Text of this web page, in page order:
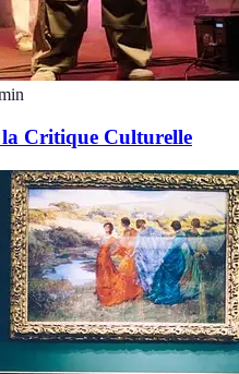
la Critique Culturelle